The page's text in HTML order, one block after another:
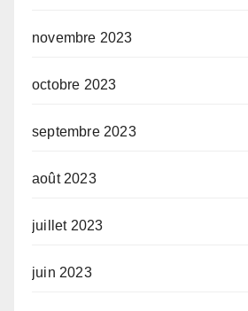
novembre 2023
octobre 2023
septembre 2023
août 2023
juillet 2023
juin 2023